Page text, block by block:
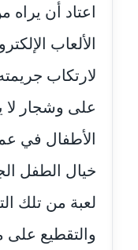
مدونة
عاملة
مدونة
عاملة
مدونة
عاملة
مدونة
اعتاد أن
الألعاب
لارتكاب
على وشجار لا
الأطفال في
خيال الطفل
لعبة من تلك
والتقطيع